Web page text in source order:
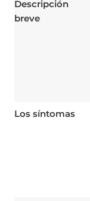
Descripción
breve
Los síntomas